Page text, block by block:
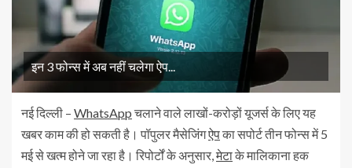
इन 3 फोन्‍स में अब नहीं चलेगा ऐप...
नई दिल्ली – WhatsApp चलाने वाले लाखों-करोड़ों यूजर्स के लिए यह
खबर काम की हो सकती है। पॉपुलर मैसेजिंगऐपका सपोर्ट तीन फोन्‍स में 5
मई से खत्‍म होने जा रहा है। रिपोर्टों के अनुसार,मेटाके मालिकाना हक